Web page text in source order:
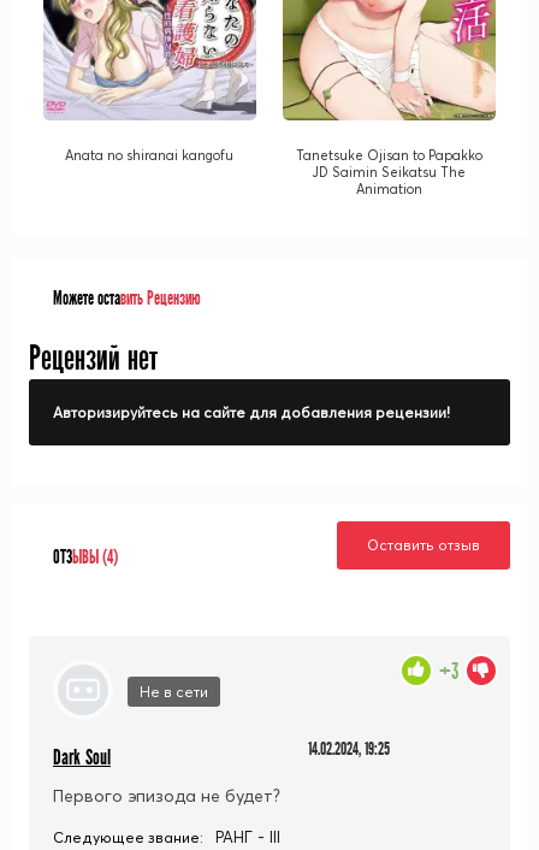
Anata no shiranai kangofu
Tanetsuke Ojisan to Papakko
JD Saimin Seikatsu The
Animation
Можете оставить Рецензию
Рецензий нет
Авторизируйтесь на сайте для добавления рецензии!
ОТЗЫВЫ (4)
Оставить отзыв
Не в сети
Dark Soul 14.02.2024, 19:25
Первого эпизода не будет?
+3
Следующее звание: РАНГ - III